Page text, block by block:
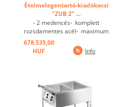
Ételmelegentartó-kiadókocsi
"ZUB 2" ...
- 2 medencés- komplett
rozsdamentes acél- maximum
GN 1/1-200 mélységű
ételtárolókhoz- medencénként
leeresztőcsappal- szigetelt
es,rögzítődugasszal ...
678.535,00
HUF
Info